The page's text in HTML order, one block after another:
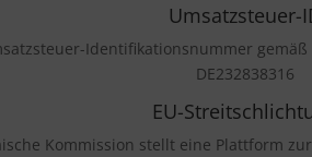
Umsatzsteuer-
Identifikationsnummer gemäß
DE232838316
EU-
Kommission stellt eine Plattform